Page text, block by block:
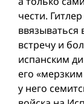
чести.
встречу и
испанским
его
у него